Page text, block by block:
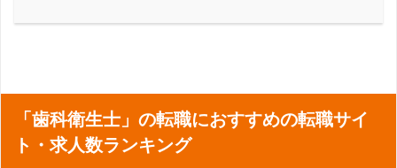
「歯科衛生士」の転職におすすめの転職サイ
ト・求人数ランキング